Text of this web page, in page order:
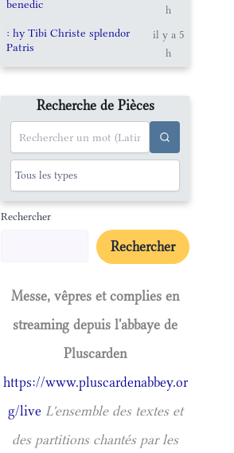
benedic
h
: hy Tibi Christe splendor
Patris
il y a 5
h
Recherche de Pièces
Rechercher
Rechercher
Messe, vêpres et complies en
streaming depuis l'abbaye de
Pluscarden
https://www.pluscardenabbey.or
g/live L'ensemble des textes et
des partitions chantés par les